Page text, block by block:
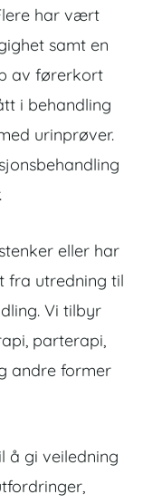
har vært
samt en
av førerkort
i behandling
urinprøver.
eller har
fra utredning til
Vi tilbyr
parterapi,
andre former
å gi veiledning